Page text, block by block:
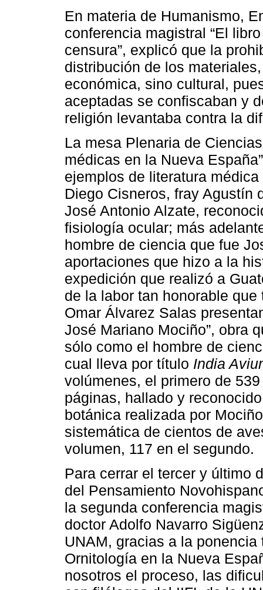
En materia de Humanismo,
conferencia magistral “El
censura”, explicó que la
distribución de los
económica, sino cultural,
aceptadas se confiscaban y
religión levantaba contra la
La mesa Plenaria de
médicas en la Nueva
ejemplos de literatura
Diego Cisneros, fray Agustín
José Antonio Alzate,
fisiología ocular; más
hombre de ciencia que fue
aportaciones que hizo a la
expedición que realizó a
de la labor tan honorable
Omar Álvarez Salas
José Mariano Mociño”, obra
sólo como el hombre de
cual lleva por título India
volúmenes, el primero de
páginas, hallado y
botánica realizada por
sistemática de cientos de
volumen, 117 en el segundo.
Para cerrar el tercer y último
del Pensamiento
la segunda conferencia
doctor Adolfo Navarro
UNAM, gracias a la
Ornitología en la Nueva
nosotros el proceso, las